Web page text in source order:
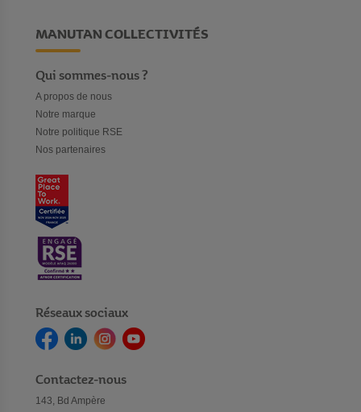
MANUTAN COLLECTIVITÉS
Qui sommes-nous ?
A propos de nous
Notre marque
Notre politique RSE
Nos partenaires
Réseaux sociaux
Contactez-nous
143, Bd Ampère